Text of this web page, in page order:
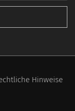
Hinweise